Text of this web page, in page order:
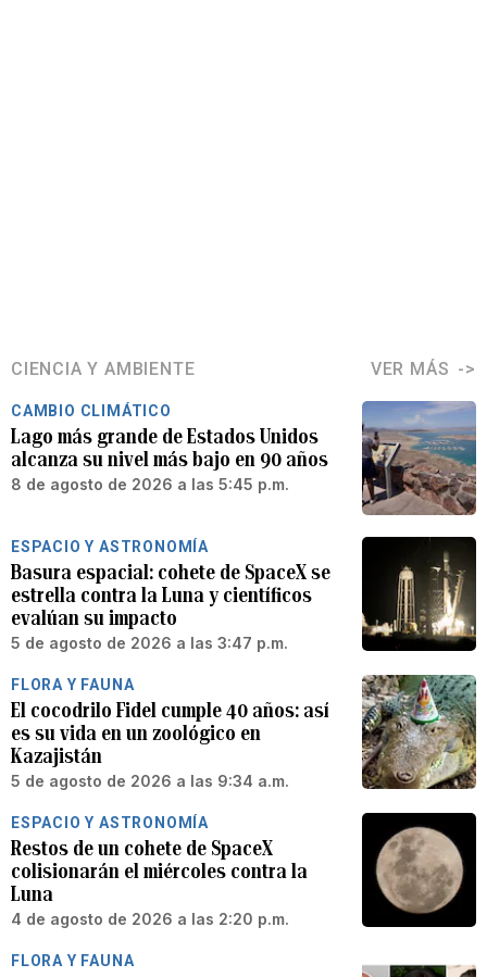
CIENCIA Y AMBIENTE VER MÁS
CAMBIO CLIMÁTICO
Lago más grande de Estados Unidos
alcanza su nivel más bajo en 90 años
8 de agosto de 2026 a las 5:45 p.m.
ESPACIO Y ASTRONOMÍA
Basura espacial: cohete de SpaceX se
estrella contra la Luna y científicos
evalúan su impacto
5 de agosto de 2026 a las 3:47 p.m.
FLORA Y FAUNA
El cocodrilo Fidel cumple 40 años: así
es su vida en un zoológico en
Kazajistán
5 de agosto de 2026 a las 9:34 a.m.
ESPACIO Y ASTRONOMÍA
Restos de un cohete de SpaceX
colisionarán el miércoles contra la
Luna
4 de agosto de 2026 a las 2:20 p.m.
FLORA Y FAUNA